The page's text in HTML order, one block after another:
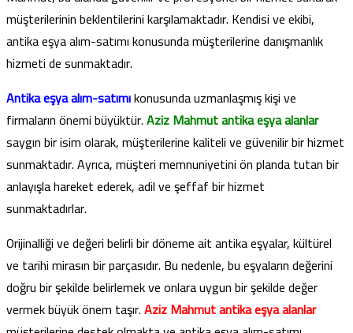
müşterilerinin beklentilerini karşılamaktadır. Kendisi ve ekibi,
antika eşya alım-satımı konusunda müşterilerine danışmanlık
hizmeti de sunmaktadır.
Antika eşya alım-satımıkonusunda uzmanlaşmış kişi ve
firmaların önemi büyüktür.Aziz Mahmut antika eşya alanlar
saygın bir isim olarak, müşterilerine kaliteli ve güvenilir bir hizmet
sunmaktadır. Ayrıca, müşteri memnuniyetini ön planda tutan bir
anlayışla hareket ederek, adil ve şeffaf bir hizmet
sunmaktadırlar.
Orijinalliği ve değeri belirli bir döneme ait antika eşyalar, kültürel
ve tarihi mirasın bir parçasıdır. Bu nedenle, bu eşyaların değerini
doğru bir şekilde belirlemek ve onlara uygun bir şekilde değer
vermek büyük önem taşır.Aziz Mahmut antika eşya alanlar